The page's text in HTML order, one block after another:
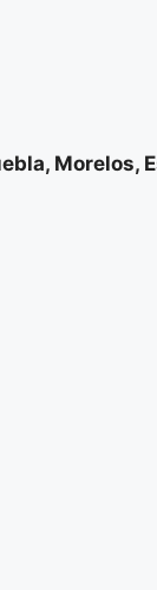
Morelos,